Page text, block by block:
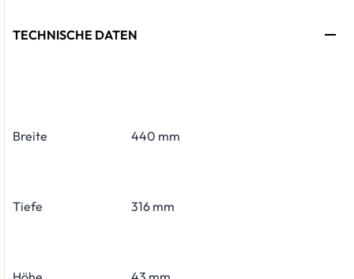
TECHNISCHE DATEN
Breite 440 mm
Tiefe 316 mm